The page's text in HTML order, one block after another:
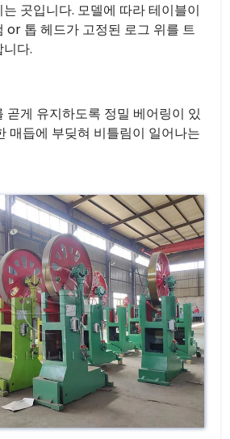
곳입니다. 모델에 따라 테이블이
or 톱 헤드가 고정된 로그 위를 트
다.
곧게 유지하도록 정밀 베어링이 있
매듭에 부딪혀 비틀림이 일어나는